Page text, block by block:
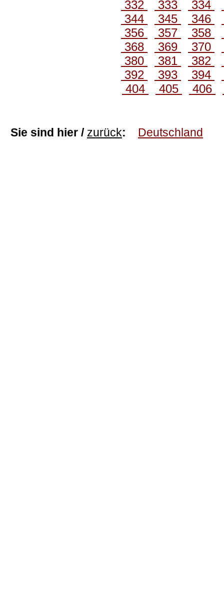
332 333 334
344
345 346
356
357 358
368
369 370
380
381 382
392
393 394
404
405 406
Sie sind hier / zurück: Deutschland